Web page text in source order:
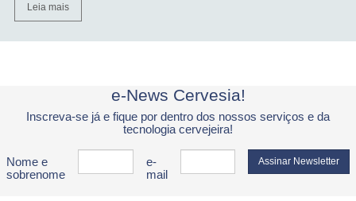
Leia mais
e-News Cervesia!
Inscreva-se já e fique por dentro dos nossos serviços e da
tecnologia cervejeira!
Nome e
sobrenome
e-
mail